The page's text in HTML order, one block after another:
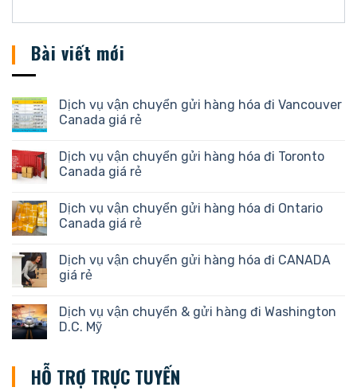
Bài viết mới
Dịch vụ vận chuyển gửi hàng hóa đi Vancouver
Canada giá rẻ
Dịch vụ vận chuyển gửi hàng hóa đi Toronto
Canada giá rẻ
Dịch vụ vận chuyển gửi hàng hóa đi Ontario
Canada giá rẻ
Dịch vụ vận chuyển gửi hàng hóa đi CANADA
giá rẻ
Dịch vụ vận chuyển & gửi hàng đi Washington
D.C. Mỹ
HỖ TRỢ TRỰC TUYẾN